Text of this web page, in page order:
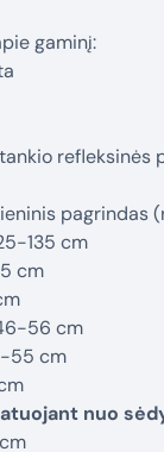
gaminį:
refleksinės
pagrindas
135 cm
cm
56 cm
55 cm
nuo